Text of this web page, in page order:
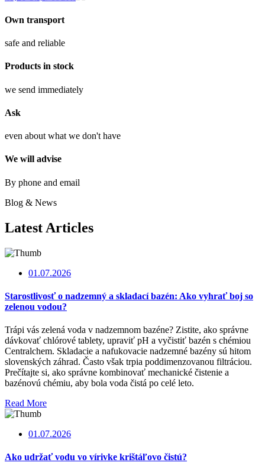
Own transport
safe and reliable
Products in stock
we send immediately
Ask
even about what we don't have
We will advise
By phone and email
Blog & News
Latest Articles
01.07.2026
Starostlivosť o nadzemný a skladací bazén: Ako vyhrať boj so
zelenou vodou?
Trápi vás zelená voda v nadzemnom bazéne? Zistite, ako správne
dávkovať chlórové tablety, upraviť pH a vyčistiť bazén s chémiou
Centralchem. Skladacie a nafukovacie nadzemné bazény sú hitom
slovenských záhrad. Často však trpia poddimenzovanou filtráciou.
Prečítajte si, ako správne kombinovať mechanické čistenie a
bazénovú chémiu, aby bola voda čistá po celé leto.
Read More
01.07.2026
Ako udržať vodu vo vírivke krištáľovo čistú?